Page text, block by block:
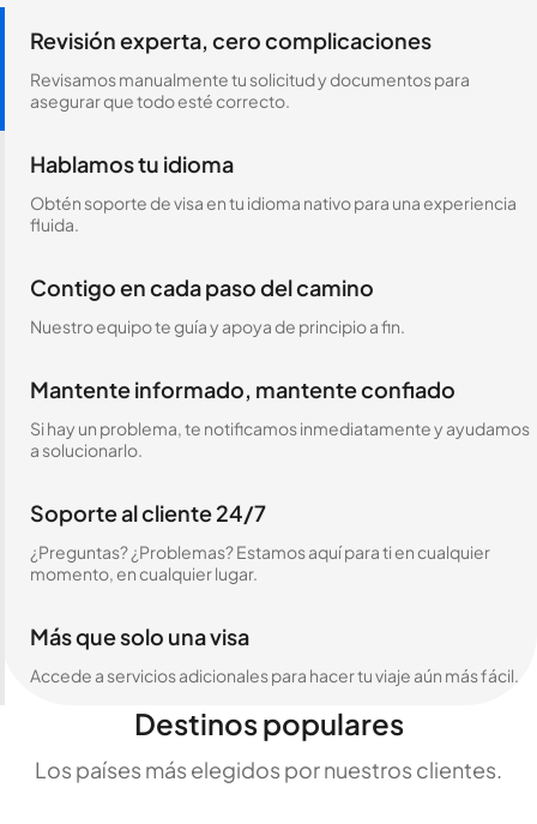
Revisión experta, cero complicaciones
Revisamos manualmente tu solicitud y documentos para
asegurar que todo esté correcto.
Hablamos tu idioma
Obtén soporte de visa en tu idioma nativo para una experiencia
fluida.
Contigo en cada paso del camino
Nuestro equipo te guía y apoya de principio a fin.
Mantente informado, mantente confiado
Si hay un problema, te notificamos inmediatamente y ayudamos
a solucionarlo.
Soporte al cliente 24/7
¿Preguntas? ¿Problemas? Estamos aquí para ti en cualquier
momento, en cualquier lugar.
Más que solo una visa
Accede a servicios adicionales para hacer tu viaje aún más fácil.
Destinos populares
Los países más elegidos por nuestros clientes.